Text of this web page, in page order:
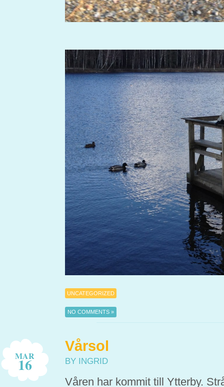
UNCATEGORIZED
NO COMMENTS »
MAR
16
Vårsol
BY INGRID
Våren har kommit till Ytterby.